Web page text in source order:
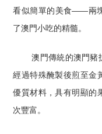
看似簡單的美食——兩
了澳門小吃的精髓。
澳門傳統的澳門豬
經過特殊醃製後煎至金
優質材料，具有明顯的
次豐富。